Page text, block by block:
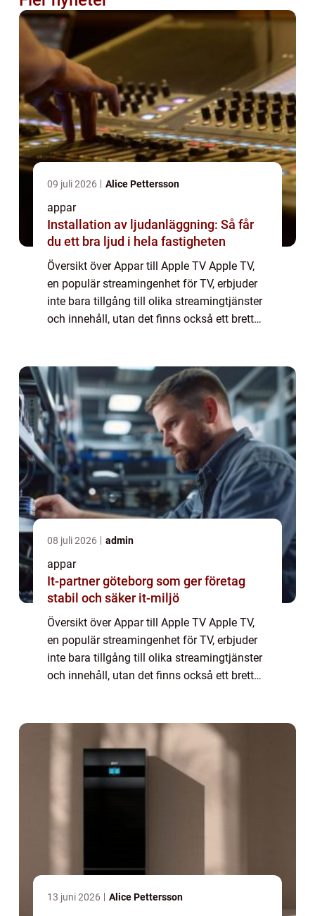
09 juli 2026 Alice Pettersson
appar
Installation av ljudanläggning: Så får
du ett bra ljud i hela fastigheten
Översikt över Appar till Apple TV Apple TV,
en populär streamingenhet för TV, erbjuder
inte bara tillgång till olika streamingtjänster
och innehåll, utan det finns också ett brett
08 juli 2026 admin
appar
It-partner göteborg som ger företag
stabil och säker it-miljö
Översikt över Appar till Apple TV Apple TV,
en populär streamingenhet för TV, erbjuder
inte bara tillgång till olika streamingtjänster
och innehåll, utan det finns också ett brett
13 juni 2026 Alice Pettersson